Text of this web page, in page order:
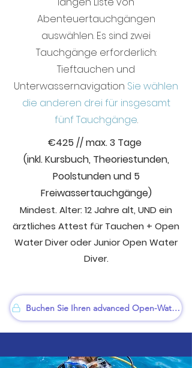
Abenteuertauchgängen
auswählen. Es sind zwei
Tauchgänge erforderlich:
Tieftauchen und
Unterwassernavigation Sie wählen
die anderen drei für insgesamt
fünf Tauchgänge.
€425 // max. 3 Tage
(inkl. Kursbuch, Theoriestunden,
Poolstunden und 5
Freiwassertauchgänge)
Mindest. Alter: 12Jahre alt, UND ein
ärztliches Attest für Tauchen + Open
Water Diver oder Junior Open Water
Diver.
Buchen Sie Ihren advanced Open-Water Kurs